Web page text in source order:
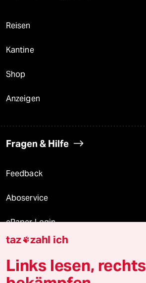
Reisen
Kantine
Shop
Anzeigen
Fragen & Hilfe
Feedback
Aboservice
ePaper Login
Downloads für Abonnierende
taz zahl ich
Links lesen, rechts